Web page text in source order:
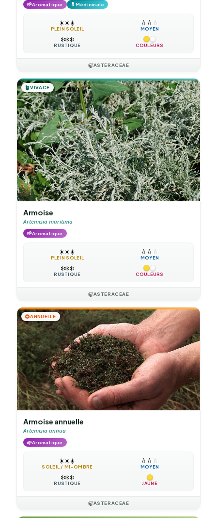
🌱Aromatique 💊 Médicinale
☀️☀️☀️
PLEIN SOLEIL
💧 💧 💧
MOYEN
❄️❄️❄️
RUSTIQUE COULEURS
🍃ASTERACEAE
🪴VIVACE
Armoise
Artemisia maritima
🌱Aromatique
☀️☀️☀️
PLEIN SOLEIL
💧 💧 💧
MOYEN
❄️❄️❄️
RUSTIQUE COULEURS
🍃ASTERACEAE
🌻ANNUELLE
Armoise annuelle
Artemisia annua
🌱Aromatique
☀️☀️☀️
SOLEIL / MI-OMBRE
💧 💧 💧
MOYEN
❄️❄️❄️
RUSTIQUE JAUNE
🍃ASTERACEAE